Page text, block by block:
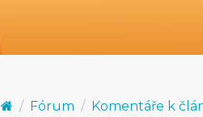
Fórum
Komentáře k